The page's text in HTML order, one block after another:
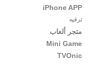
iPhone APP
ترفيه
متجر ألعاب
Mini Game
TVOnic